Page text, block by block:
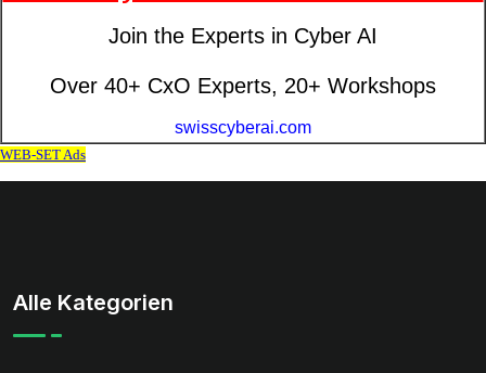
Alle Kategorien